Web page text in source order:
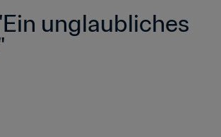
unglaubliches